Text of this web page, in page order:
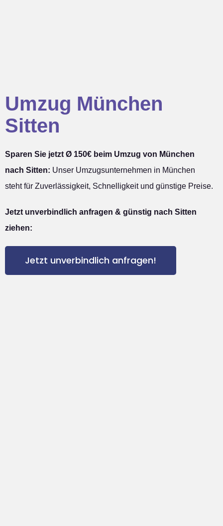
Umzug München
Sitten
Sparen Sie jetzt Ø 150€ beim Umzug von München
nach Sitten: Unser Umzugsunternehmen in München
steht für Zuverlässigkeit, Schnelligkeit und günstige Preise.
Jetzt unverbindlich anfragen & günstig nach Sitten
ziehen:
Jetzt unverbindlich anfragen!